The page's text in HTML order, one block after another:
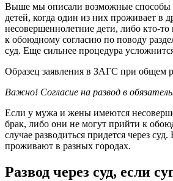
Выше мы описали возможные способы
детей, когда один из них проживает
несовершеннолетние дети, либо кто-
к обоюдному согласию по поводу
суд. Еще сильнее процедура
Образец заявления в ЗАГС при общем
Важно! Согласие на развод в
Если у мужа и жены имеются
брак, либо они не могут прийти к
случае разводиться придется через
проживают в разных городах.
Развод через суд, если